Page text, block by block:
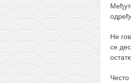
Не
се